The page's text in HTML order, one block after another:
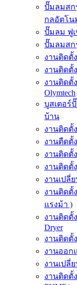
ปั๊มลมสก
กลอัตโน
ปั๊มลม ฟูเ
ปั๊มลมสกรู
งานติดตั้
งานติดตั้
งานติดตั้
Olymtech
บูสเตอร์
บ้าน
งานติดตั้
งานตืดตั้
งานติดตั้
งานติดตั้
งานเปลี่
งานติดตั้
แรงม้า )
งานติดตั้
Dryer
งานติดตั้
งานออก
งานเปลี่
งานติดตั้